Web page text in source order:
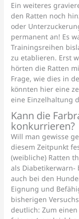
Ein weiteres
den Ratten noch
oder
permanent an! Es
Trainingsreihen
zu etablieren. Erst
hörten die Ratten
Frage, wie dies in
könnten hier eine
eine Einzelhaltung
Kann die
konkurrieren?
Will man gewisse
diesem Zeitpunkt
(weibliche) Ratten
als Diabetikerwarn-
auch bei den
Eignung und
bisherigen
deutlich: Zum